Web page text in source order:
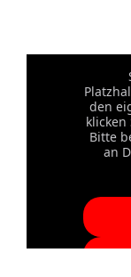
den
klicken
Bitte
an